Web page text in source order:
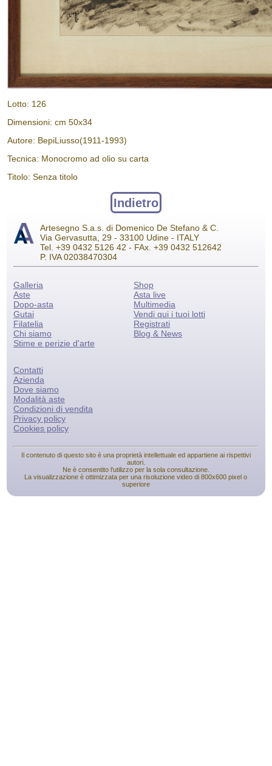
Lotto: 126
Dimensioni: cm 50x34
Autore: BepiLiusso(1911-1993)
Tecnica: Monocromo ad olio su carta
Titolo: Senza titolo
Indietro
Artesegno S.a.s. di Domenico De Stefano & C.
Via Gervasutta, 29 - 33100 Udine - ITALY
Tel. +39 0432 5126 42 - FAx. +39 0432 512642
P. IVA 02038470304
Galleria
Aste
Dopo-asta
Gutai
Filatelia
Chi siamo
Stime e perizie d'arte
Shop
Asta live
Multimedia
Vendi qui i tuoi lotti
Registrati
Blog & News
Contatti
Azienda
Dove siamo
Modalità aste
Condizioni di vendita
Privacy policy
Cookies policy
Il contenuto di questo sito è una proprietà intellettuale ed appartiene ai rispettivi
autori.
Ne è consentito l'utilizzo per la sola consultazione.
La visualizzazione è ottimizzata per una risoluzione video di 800x600 pixel o
superiore